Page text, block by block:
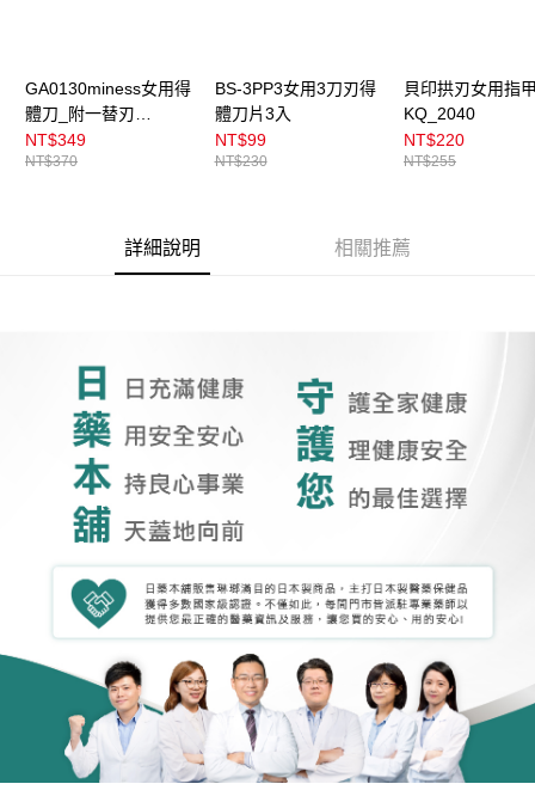
【注意事項】
1.本服務係由「台灣大哥大股份有限公司」（以下簡稱本公司）所提供，讓
用戶於交易時，得透過本服務購買商品或服務，並由商店將買賣／分期付款
由本公司與您本人進行分期帳單所需資料之確認、核對及更正。
每筆NT$100，滿NT$899(含以上)免運費
付款後7-11取貨
每筆NT$100，滿NT$899(含以上)免運費
每筆NT$100，滿NT$899(含以上)免運費
GA0130miness女用得
體刀_附一替刃
_MSA_2H
NT$349
NT$370
BS-3PP3女用3刀刃得
體刀片3入
NT$99
NT$230
貝印拱刃女用指
KQ_2040
NT$220
NT$255
詳細說明 相關推薦